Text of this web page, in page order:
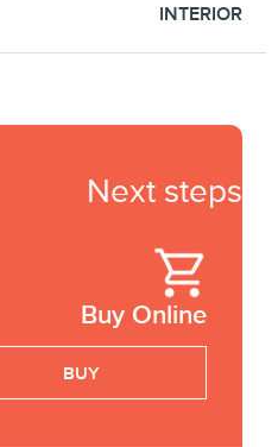
INTERIOR
Next steps
Buy Online
BUY